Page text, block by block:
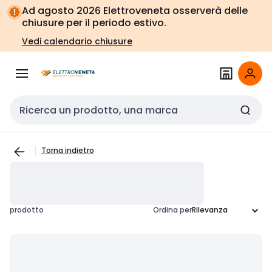
Vai alla
navigazione
Vai
alla
pagina
Ad agosto 2026 Elettroveneta osserverà delle
chiusure per il periodo estivo.
Vedi calendario chiusure
Cerca input
Torna indietro
prodotto Ordina per